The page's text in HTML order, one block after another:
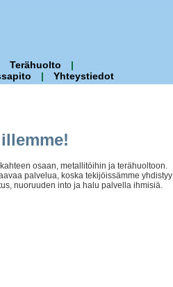
Terähuolto
|
| Yhteystiedot
osaan, metallitöihin ja terähuoltoon.
palvelua, koska tekijöissämme yhdistyy
nuoruuden into ja halu palvella ihmisiä.